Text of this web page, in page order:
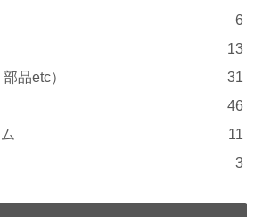
6
13
品etc）
31
46
11
3